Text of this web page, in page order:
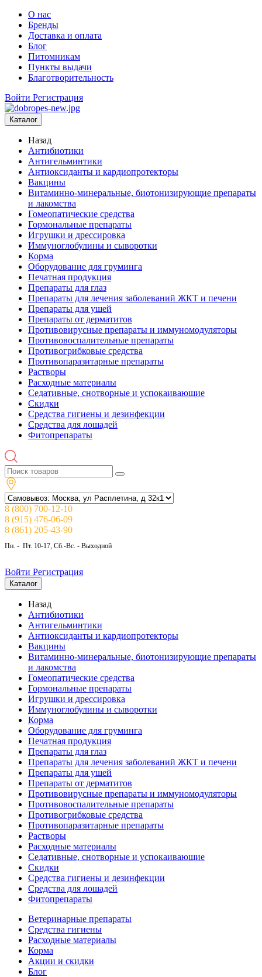
О нас
Бренды
Доставка и оплата
Блог
Питомникам
Пункты выдачи
Благотворительность
Войти Регистрация
Каталог
Назад
Антибиотики
Антигельминтики
Антиоксиданты и кардиопротекторы
Вакцины
Витаминно-минеральные, биотонизирующие препараты
и лакомства
Гомеопатические средства
Гормональные препараты
Игрушки и дрессировка
Иммуноглобулины и сыворотки
Корма
Оборудование для груминга
Печатная продукция
Препараты для глаз
Препараты для лечения заболеваний ЖКТ и печени
Препараты для ушей
Препараты от дерматитов
Противовирусные препараты и иммуномодуляторы
Противовоспалительные препараты
Противогрибковые средства
Противопаразитарные препараты
Растворы
Расходные материалы
Седативные, снотворные и успокаивающие
Скидки
Средства гигиены и дезинфекции
Средства для лошадей
Фитопрепараты
8 (800) 700-12-10
8 (915) 476-06-09
8 (861) 205-43-90
Пн. - Пт. 10-17, Сб.-Вс. - Выходной
Войти Регистрация
Каталог
Назад
Антибиотики
Антигельминтики
Антиоксиданты и кардиопротекторы
Вакцины
Витаминно-минеральные, биотонизирующие препараты
и лакомства
Гомеопатические средства
Гормональные препараты
Игрушки и дрессировка
Иммуноглобулины и сыворотки
Корма
Оборудование для груминга
Печатная продукция
Препараты для глаз
Препараты для лечения заболеваний ЖКТ и печени
Препараты для ушей
Препараты от дерматитов
Противовирусные препараты и иммуномодуляторы
Противовоспалительные препараты
Противогрибковые средства
Противопаразитарные препараты
Растворы
Расходные материалы
Седативные, снотворные и успокаивающие
Скидки
Средства гигиены и дезинфекции
Средства для лошадей
Фитопрепараты
Ветeринарные препараты
Средства гигиены
Расходные материалы
Корма
Акции и скидки
Блог